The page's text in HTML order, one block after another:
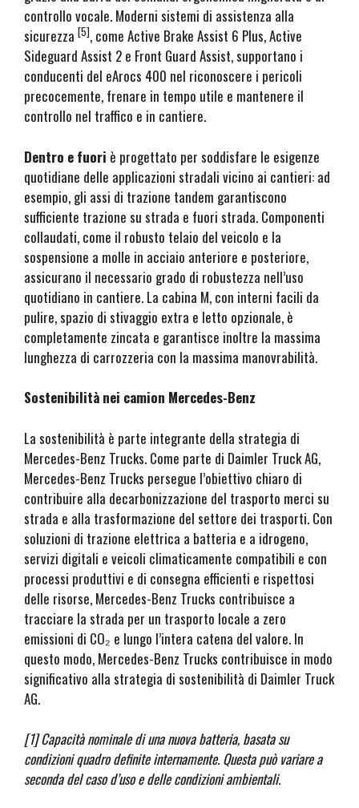
controllo vocale. Moderni sistemi di assistenza alla
sicurezza [5], come Active Brake Assist 6 Plus, Active
Sideguard Assist 2 e Front Guard Assist, supportano i
conducenti del eArocs 400 nel riconoscere i pericoli
precocemente, frenare in tempo utile e mantenere il
controllo nel traffico e in cantiere.
Dentro e fuori è progettato per soddisfare le esigenze
quotidiane delle applicazioni stradali vicino ai cantieri: ad
esempio, gli assi di trazione tandem garantiscono
sufficiente trazione su strada e fuori strada. Componenti
collaudati, come il robusto telaio del veicolo e la
sospensione a molle in acciaio anteriore e posteriore,
assicurano il necessario grado di robustezza nell’uso
quotidiano in cantiere. La cabina M, con interni facili da
pulire, spazio di stivaggio extra e letto opzionale, è
completamente zincata e garantisce inoltre la massima
lunghezza di carrozzeria con la massima manovrabilità.
Sostenibilità nei camion Mercedes-Benz
La sostenibilità è parte integrante della strategia di
Mercedes-Benz Trucks. Come parte di Daimler Truck AG,
Mercedes-Benz Trucks persegue l’obiettivo chiaro di
contribuire alla decarbonizzazione del trasporto merci su
strada e alla trasformazione del settore dei trasporti. Con
soluzioni di trazione elettrica a batteria e a idrogeno,
servizi digitali e veicoli climaticamente compatibili e con
processi produttivi e di consegna efficienti e rispettosi
delle risorse, Mercedes-Benz Trucks contribuisce a
tracciare la strada per un trasporto locale a zero
emissioni di CO₂ e lungo l’intera catena del valore. In
questo modo, Mercedes-Benz Trucks contribuisce in modo
significativo alla strategia di sostenibilità di Daimler Truck
AG.
[1] Capacità nominale di una nuova batteria, basata su
condizioni quadro definite internamente. Questa può variare a
seconda del caso d’uso e delle condizioni ambientali.